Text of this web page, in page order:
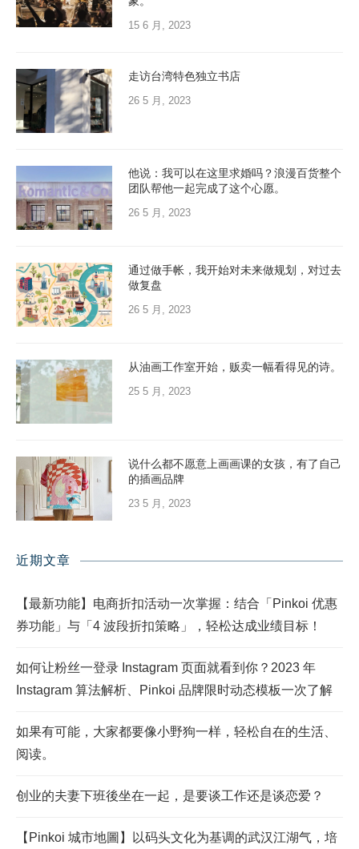
15 6 月, 2023
走访台湾特色独立书店
26 5 月, 2023
他说：我可以在这里求婚吗？浪漫百货整个
团队帮他一起完成了这个心愿。
26 5 月, 2023
通过做手帐，我开始对未来做规划，对过去
做复盘
26 5 月, 2023
从油画工作室开始，贩卖一幅看得见的诗。
25 5 月, 2023
说什么都不愿意上画画课的女孩，有了自己
的插画品牌
23 5 月, 2023
近期文章
【最新功能】电商折扣活动一次掌握：结合「Pinkoi 优惠
券功能」与「4 波段折扣策略」，轻松达成业绩目标！
如何让粉丝一登录 Instagram 页面就看到你？2023 年
Instagram 算法解析、Pinkoi 品牌限时动态模板一次了解
如果有可能，大家都要像小野狗一样，轻松自在的生活、
阅读。
创业的夫妻下班後坐在一起，是要谈工作还是谈恋爱？
【Pinkoi 城市地圖】以码头文化为基调的武汉江湖气，培